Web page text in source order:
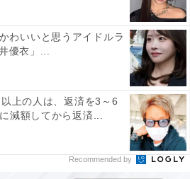
post on Instagram
わいいと思うアイドルラ
優衣」...
上の人は、返済を3～6
減額してから返済...
Recommended by